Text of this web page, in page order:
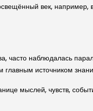
век, например,
часто наблюдалась
источником
мыслей, чувств,